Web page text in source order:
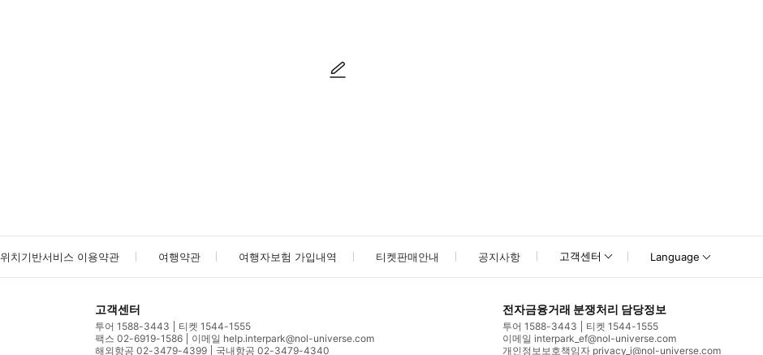
위치기반서비스 이용약관 여행약관 여행자보험 가입내역 티켓판매안내 공지사항 고객센터 Language
고객센터
투어 1588-3443
티켓 1544-1555
팩스 02-6919-1586
이메일 help.interpark@nol-universe.com
해외항공 02-3479-4399
국내항공 02-3479-4340
전자금융거래 분쟁처리 담당정보
투어 1588-3443
티켓 1544-1555
이메일 interpark_ef@nol-universe.com
개인정보보호책임자 privacy_i@nol-universe.com